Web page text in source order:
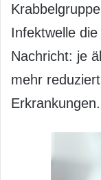
Infektwelle
Nachricht: je
mehr
Erkrankungen.